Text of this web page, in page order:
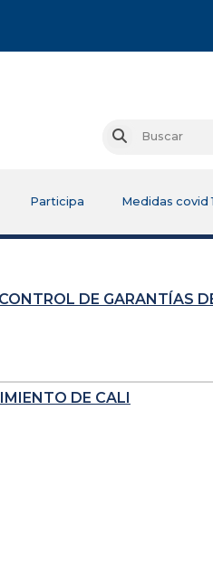
Buscar
Participa Medidas covid
DE GARANTÍAS
DE CALI